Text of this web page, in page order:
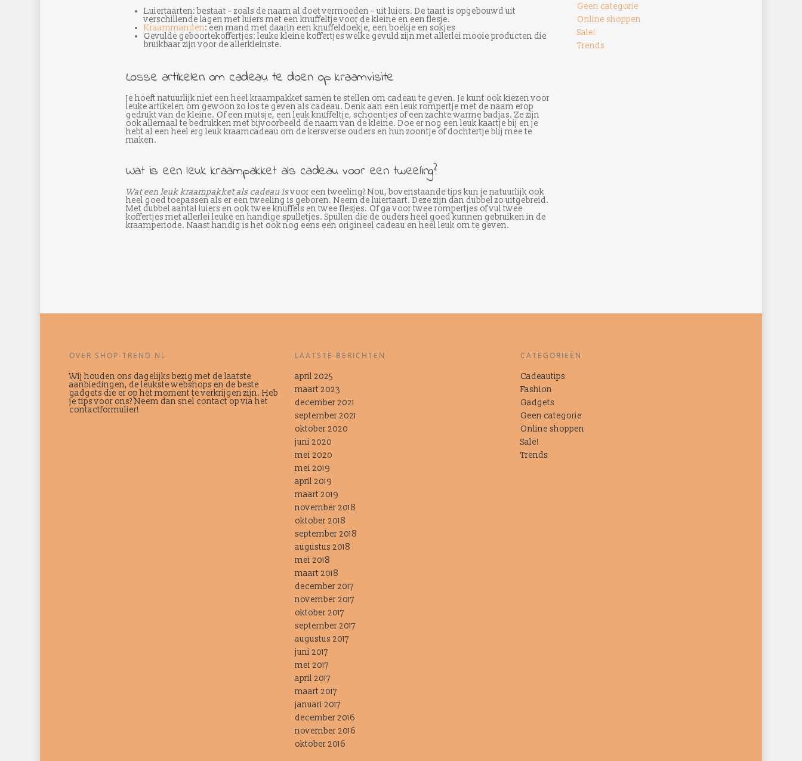
Luiertaarten: bestaat – zoals de naam al doet vermoeden – uit luiers. De taart is opgebouwd uit
verschillende lagen met luiers met een knuffeltje voor de kleine en een flesje.
Kraammanden: een mand met daarin een knuffeldoekje, een boekje en sokjes
Gevulde geboortekoffertjes: leuke kleine koffertjes welke gevuld zijn met allerlei mooie producten die
bruikbaar zijn voor de allerkleinste.
Losse artikelen om cadeau te doen op kraamvisite
Je hoeft natuurlijk niet een heel kraampakket samen te stellen om cadeau te geven. Je kunt ook kiezen voor
leuke artikelen om gewoon zo los te geven als cadeau. Denk aan een leuk rompertje met de naam erop
gedrukt van de kleine. Of een mutsje, een leuk knuffeltje, schoentjes of een zachte warme badjas. Ze zijn
ook allemaal te bedrukken met bijvoorbeeld de naam van de kleine. Doe er nog een leuk kaartje bij en je
hebt al een heel erg leuk kraamcadeau om de kersverse ouders en hun zoontje of dochtertje blij mee te
maken.
Wat is een leuk kraampakket als cadeau voor een tweeling?
Wat een leuk kraampakket als cadeau isvoor een tweeling? Nou, bovenstaande tips kun je natuurlijk ook
heel goed toepassen als er een tweeling is geboren. Neem de luiertaart. Deze zijn dan dubbel zo uitgebreid.
Met dubbel aantal luiers en ook twee knuffels en twee flesjes. Of ga voor twee rompertjes of vul twee
koffertjes met allerlei leuke en handige spulletjes. Spullen die de ouders heel goed kunnen gebruiken in de
kraamperiode. Naast handig is het ook nog eens een origineel cadeau en heel leuk om te geven.
Geen categorie
Online shoppen
Sale!
Trends
OVER SHOP-TREND.NL
Wij houden ons dagelijks bezig met de laatste
aanbiedingen, de leukste webshops en de beste
gadgets die er op het moment te verkrijgen zijn. Heb
je tips voor ons? Neem dan snel contact op via het
contactformulier!
LAATSTE BERICHTEN
april 2025
maart 2023
december 2021
september 2021
oktober 2020
juni 2020
mei 2020
mei 2019
april 2019
maart 2019
november 2018
oktober 2018
september 2018
augustus 2018
mei 2018
maart 2018
december 2017
november 2017
oktober 2017
september 2017
augustus 2017
juni 2017
mei 2017
april 2017
maart 2017
januari 2017
december 2016
november 2016
oktober 2016
CATEGORIEËN
Cadeautips
Fashion
Gadgets
Geen categorie
Online shoppen
Sale!
Trends